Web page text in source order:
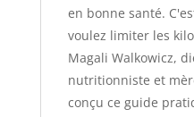
en bonne santé.
voulez limiter les
Magali Walkowicz,
nutritionniste et
conçu ce guide